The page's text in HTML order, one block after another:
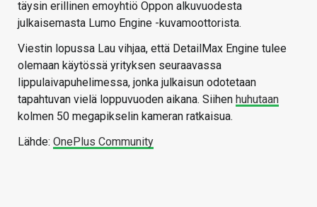
täysin erillinen emoyhtiö Oppon alkuvuodesta
julkaisemasta Lumo Engine -kuvamoottorista.
Viestin lopussa Lau vihjaa, että DetailMax Engine tulee
olemaan käytössä yrityksen seuraavassa
lippulaivapuhelimessa, jonka julkaisun odotetaan
tapahtuvan vielä loppuvuoden aikana. Siihen huhutaan
kolmen 50 megapikselin kameran ratkaisua.
Lähde: OnePlus Community